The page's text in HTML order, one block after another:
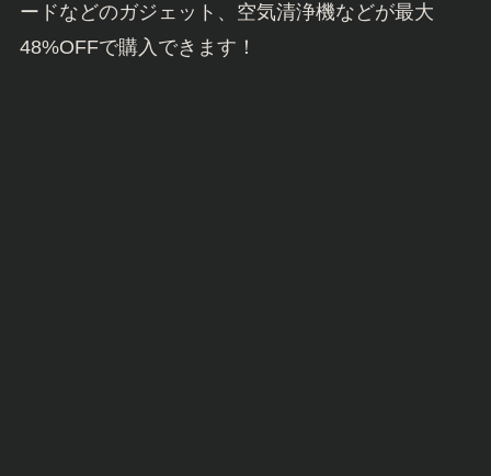
ードなどのガジェット、空気清浄機などが最大
48%OFFで購入できます！